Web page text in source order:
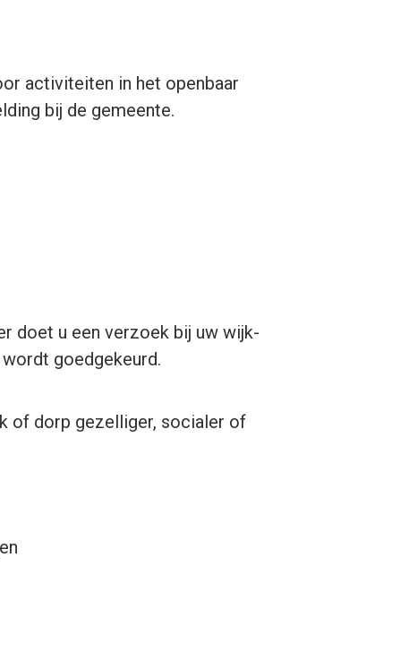
activiteiten in het openbaar
bij de gemeente.
doet u een verzoek bij uw wijk-
goedgekeurd.
of dorp gezelliger, socialer of